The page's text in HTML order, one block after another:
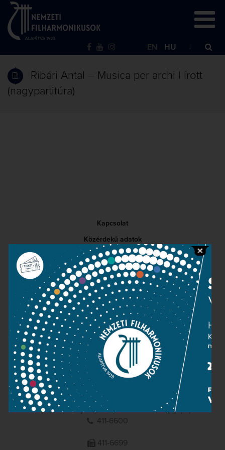
EN HU
Ribári Antal – Musica per archi | írott
(nagypartitúra)
Kapcsolat
Közérdekű adatok
Sajtószoba
Adatvédelem
Impresszum
NEMZETI
FILHARMONIKUSOK
1095 Budapest, Komor Marcell u. 1. (Müpa)
411-6600
411-6699